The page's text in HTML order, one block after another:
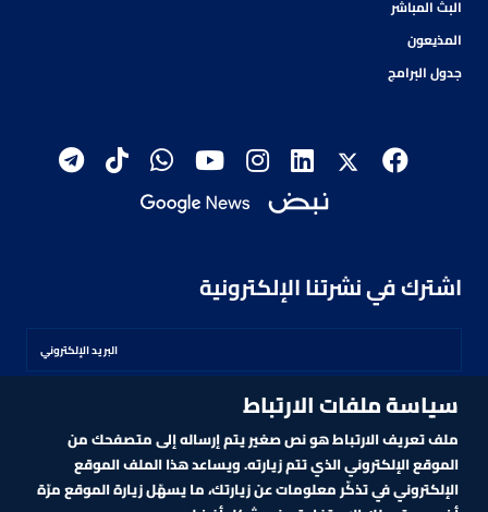
البث المباشر
المذيعون
جدول البرامج
اشترك في نشرتنا الإلكترونية
اشترك
سياسة ملفات الارتباط
ملف تعريف الارتباط هو نص صغير يتم إرساله إلى متصفحك من
الموقع الإلكتروني الذي تتم زيارته. ويساعد هذا الملف الموقع
الإلكتروني في تذكّر معلومات عن زيارتك، ما يسهّل زيارة الموقع مرّة